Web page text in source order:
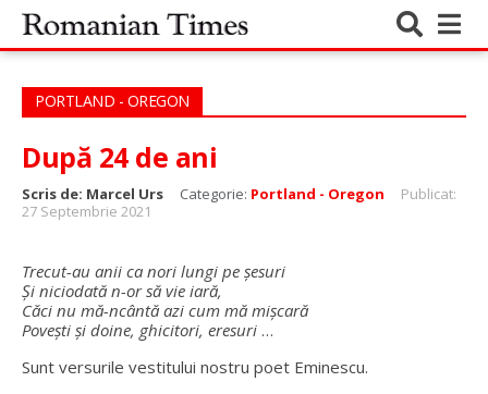
PORTLAND - OREGON
După 24 de ani
Scris de: Marcel Urs Categorie: Portland - Oregon
Publicat:
27 Septembrie 2021
Trecut-au anii ca nori lungi pe șesuri
Și niciodată n-or să vie iară,
Căci nu mă-ncântă azi cum mă mișcară
Povești și doine, ghicitori, eresuri …
Sunt versurile vestitului nostru poet Eminescu.